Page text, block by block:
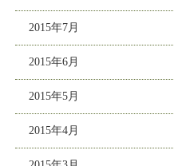
2015年7月
2015年6月
2015年5月
2015年4月